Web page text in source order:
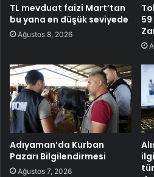
TL mevduat faizi Mart’tan
bu yana en düşük seviyede
Ağustos 8, 2026
59
Adıyaman’da Kurban
Pazarı Bilgilendirmesi
Ağustos 7, 2026